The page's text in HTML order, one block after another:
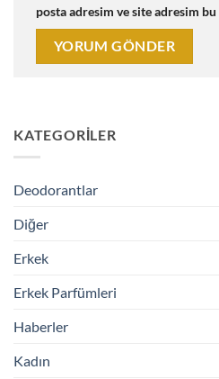
posta adresim ve site adresim
KATEGORILER
Deodorantlar
Diğer
Erkek
Erkek Parfümleri
Haberler
Kadın